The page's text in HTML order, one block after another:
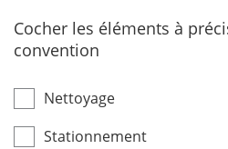
Cocher les éléments à
convention
Nettoyage
Stationnement